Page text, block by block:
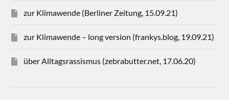
zur Klimawende (Berliner Zeitung, 15.09.21)
zur Klimawende – long version (frankys.blog, 19.09.21)
über Alltagsrassismus (zebrabutter.net, 17.06.20)